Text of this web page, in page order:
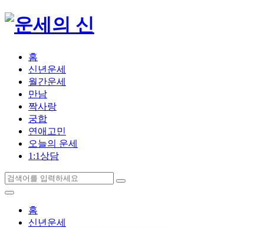
홈
신년운세
월간운세
만남
짝사랑
궁합
연애고민
오늘의 운세
1:1상담
홈
신년운세